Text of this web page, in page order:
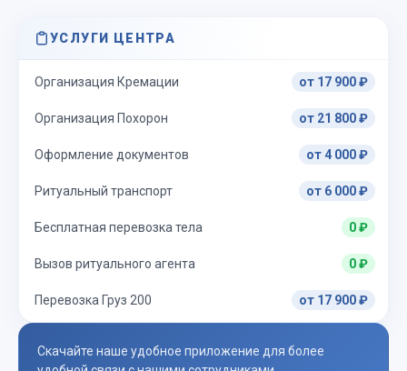
УСЛУГИ ЦЕНТРА
Организация Кремации от 17 900 ₽
Организация Похорон от 21 800 ₽
Оформление документов от 4 000 ₽
Ритуальный транспорт от 6 000 ₽
Бесплатная перевозка тела 0 ₽
Вызов ритуального агента 0 ₽
Перевозка Груз 200 от 17 900 ₽
Скачайте наше удобное приложение для более